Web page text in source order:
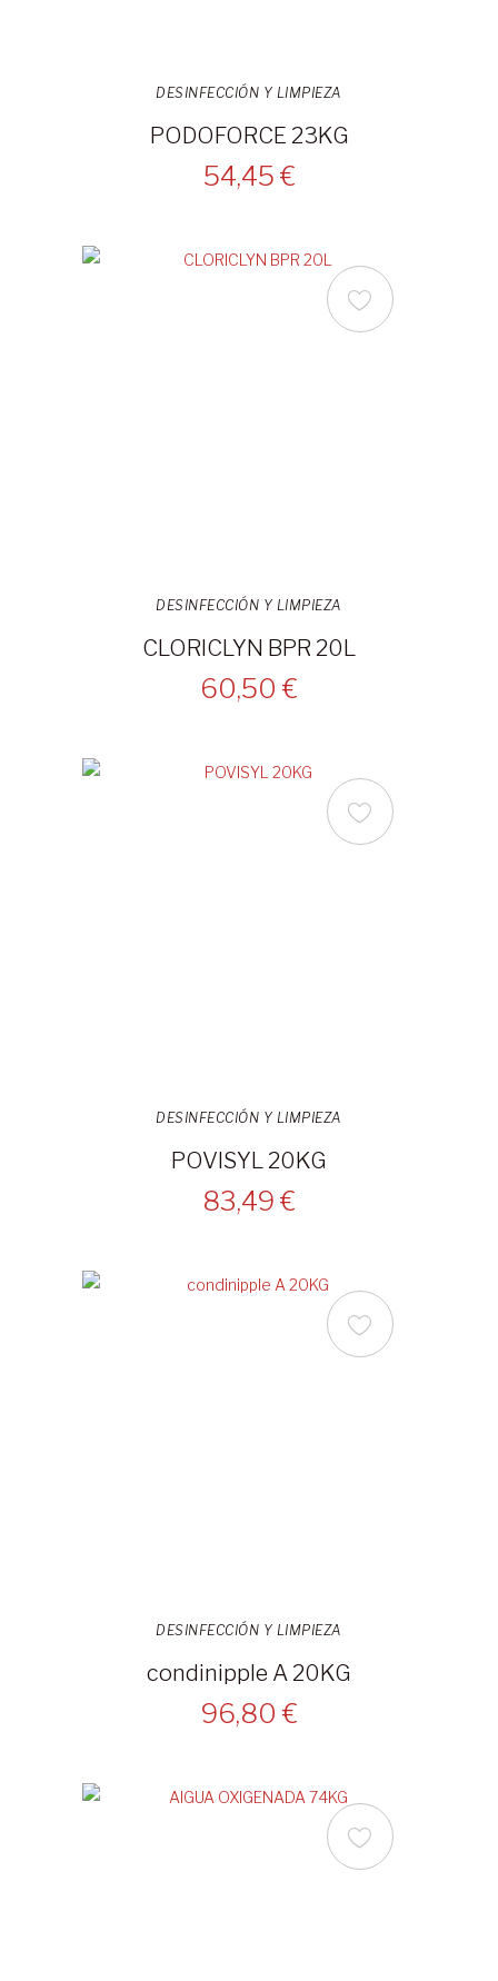
DESINFECCIÓN Y LIMPIEZA
PODOFORCE 23KG
54,45 €
DESINFECCIÓN Y LIMPIEZA
CLORICLYN BPR 20L
60,50 €
DESINFECCIÓN Y LIMPIEZA
POVISYL 20KG
83,49 €
DESINFECCIÓN Y LIMPIEZA
condinipple A 20KG
96,80 €